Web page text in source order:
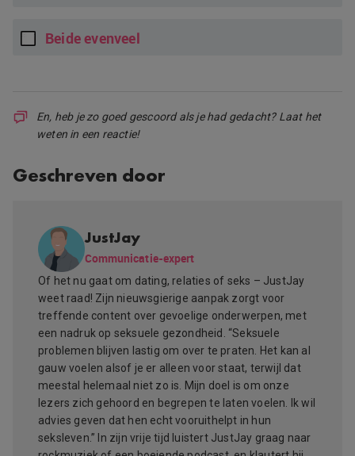
Beide evenveel
En, heb je zo goed gescoord als je had gedacht? Laat het
weten in een reactie!
Geschreven door
JustJay
Communicatie-expert
Of het nu gaat om dating, relaties of seks – JustJay
weet raad! Zijn nieuwsgierige aanpak zorgt voor
treffende content over gevoelige onderwerpen, met
een nadruk op seksuele gezondheid. “Seksuele
problemen blijven lastig om over te praten. Het kan al
gauw voelen alsof je er alleen voor staat, terwijl dat
meestal helemaal niet zo is. Mijn doel is om onze
lezers zich gehoord en begrepen te laten voelen. Ik wil
advies geven dat hen echt vooruithelpt in hun
seksleven.” In zijn vrije tijd luistert JustJay graag naar